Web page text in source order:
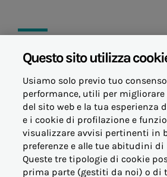
08 aprile 2025
© Acea Energia Spa
via dell'Arte 73/77 - 00144 Roma
- p.iva 07305361003
Questo sito utilizza
Usiamo solo previo tuo
performance, utili per migliorare
del sito web e la tua esperienza
e i cookie di profilazione e
visualizzare avvisi pertinenti in
preferenze e alle tue abitudini di
Queste tre tipologie di cookie
prima parte (gestiti da noi) o di